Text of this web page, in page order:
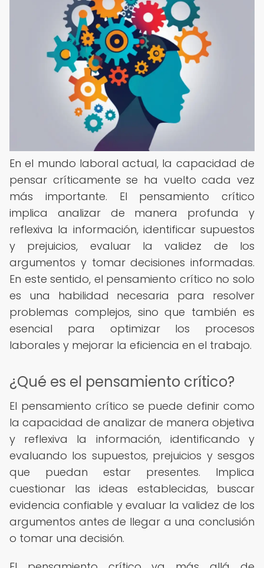
En el mundo laboral actual, la capacidad de
pensar críticamente se ha vuelto cada vez
más importante. El pensamiento crítico
implica analizar de manera profunda y
reflexiva la información, identificar supuestos
y prejuicios, evaluar la validez de los
argumentos y tomar decisiones informadas.
En este sentido, el pensamiento crítico no solo
es una habilidad necesaria para resolver
problemas complejos, sino que también es
esencial para optimizar los procesos
laborales y mejorar la eficiencia en el trabajo.
¿Qué es el pensamiento crítico?
El pensamiento crítico se puede definir como
la capacidad de analizar de manera objetiva
y reflexiva la información, identificando y
evaluando los supuestos, prejuicios y sesgos
que puedan estar presentes. Implica
cuestionar las ideas establecidas, buscar
evidencia confiable y evaluar la validez de los
argumentos antes de llegar a una conclusión
o tomar una decisión.